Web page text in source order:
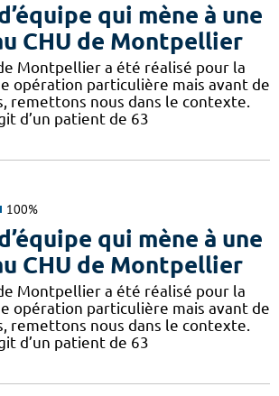
qui mène à une
CHU de Montpellier
Montpellier a été réalisé pour la
opération particulière mais avant de
remettons nous dans le contexte.
d’un patient de 63
100%
qui mène à une
CHU de Montpellier
Montpellier a été réalisé pour la
opération particulière mais avant de
remettons nous dans le contexte.
d’un patient de 63